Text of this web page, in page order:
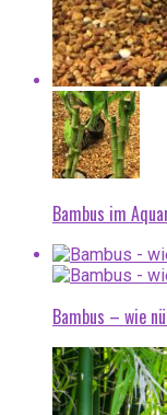
Bambus im
Bambus – wie